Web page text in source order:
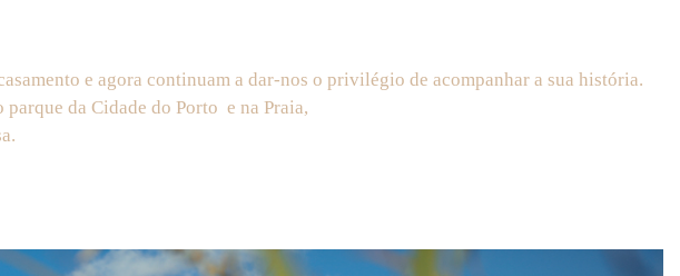
e agora continuam a dar-nos o privilégio de acompanhar a sua história.
da Cidade do Porto e na Praia,